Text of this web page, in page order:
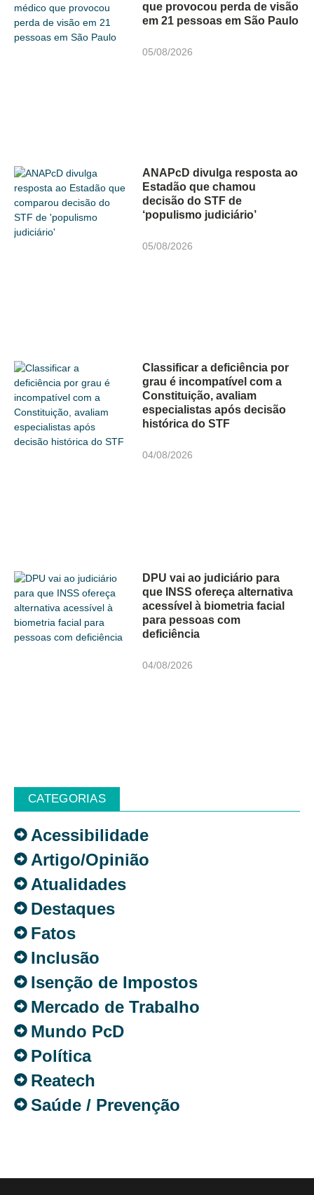
que provocou perda de visão
em 21 pessoas em São Paulo
05/08/2026
ANAPcD divulga resposta ao
Estadão que chamou
decisão do STF de
‘populismo judiciário’
05/08/2026
Classificar a deficiência por
grau é incompatível com a
Constituição, avaliam
especialistas após decisão
histórica do STF
04/08/2026
DPU vai ao judiciário para
que INSS ofereça alternativa
acessível à biometria facial
para pessoas com
deficiência
04/08/2026
CATEGORIAS
Acessibilidade
Artigo/Opinião
Atualidades
Destaques
Fatos
Inclusão
Isenção de Impostos
Mercado de Trabalho
Mundo PcD
Política
Reatech
Saúde / Prevenção